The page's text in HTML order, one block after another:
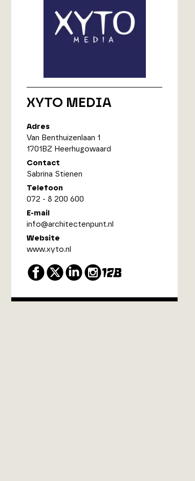
XYTO MEDIA
Adres
Van Benthuizenlaan 1
1701BZ Heerhugowaard
Contact
Sabrina Stienen
Telefoon
072 - 8 200 600
E-mail
info@architectenpunt.nl
Website
www.xyto.nl